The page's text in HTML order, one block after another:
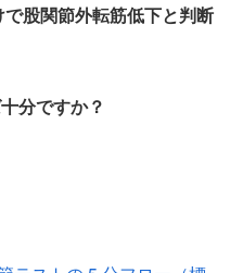
股関節外転筋低下と判断
分ですか？